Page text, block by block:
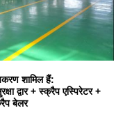
शामिल हैं:
द्वार + स्क्रैप एस्पिरेटर +
बेलर